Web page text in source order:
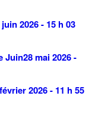
2026 - 15 h 03
Juin28 mai 2026 -
2026 - 11 h 55